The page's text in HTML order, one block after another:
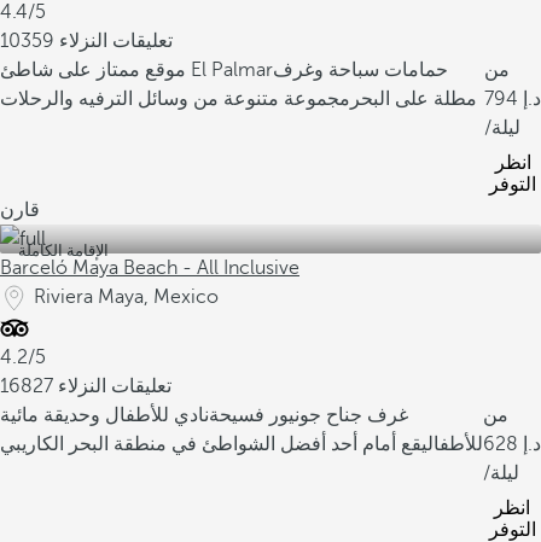
4.4/5
10359 تعليقات النزلاء
موقع ممتاز على شاطئ El Palmarحمامات سباحة وغرف
مطلة على البحر مجموعة متنوعة من وسائل الترفيه والرحلات
من
794
/ليلة
انظر
التوفر
قارن
الإقامة الكاملة
Barceló Maya Beach - All Inclusive
Riviera Maya, Mexico
4.2/5
16827 تعليقات النزلاء
غرف جناح جونيور فسيحةنادي للأطفال وحديقة مائية
للأطفاليقع أمام أحد أفضل الشواطئ في منطقة البحر الكاريبي
من
628
/ليلة
انظر
التوفر